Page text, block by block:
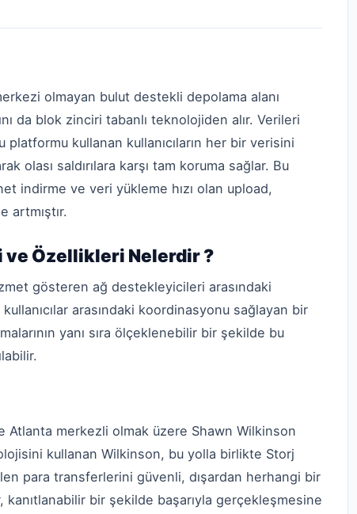
olmayan bulut destekli depolama alanı
da blok zinciri tabanlı teknolojiden alır. Verileri
kullanan kullanıcıların her bir verisini
olası saldırılara karşı tam koruma sağlar. Bu
indirme ve veri yükleme hızı olan upload,
artmıştır.
ve Özellikleri Nelerdir ?
gösteren ağ destekleyicileri arasındaki
arasındaki koordinasyonu sağlayan bir
yanı sıra ölçeklenebilir bir şekilde bu
Atlanta merkezli olmak üzere Shawn Wilkinson
kullanan Wilkinson, bu yolla birlikte Storj
para transferlerini güvenli, dışardan herhangi bir
kanıtlanabilir bir şekilde başarıyla gerçekleşmesine